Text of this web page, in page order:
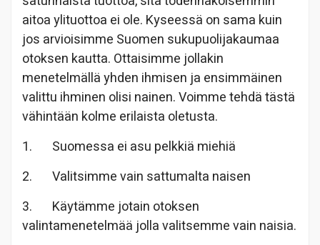
aitoa ylituottoa ei ole. Kyseessä on sama kuin
jos arvioisimme Suomen sukupuolijakaumaa
otoksen kautta. Ottaisimme jollakin
menetelmällä yhden ihmisen ja ensimmäinen
valittu ihminen olisi nainen. Voimme tehdä tästä
vähintään kolme erilaista oletusta.
1. Suomessa ei asu pelkkiä miehiä
2. Valitsimme vain sattumalta naisen
3. Käytämme jotain otoksen
valintamenetelmää jolla valitsemme vain naisia.